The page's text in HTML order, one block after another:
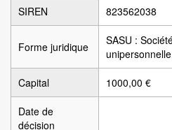
SIREN 823562038
Forme juridique
SASU :
unipersonnelle
Capital 1000,00 €
Date de
décision